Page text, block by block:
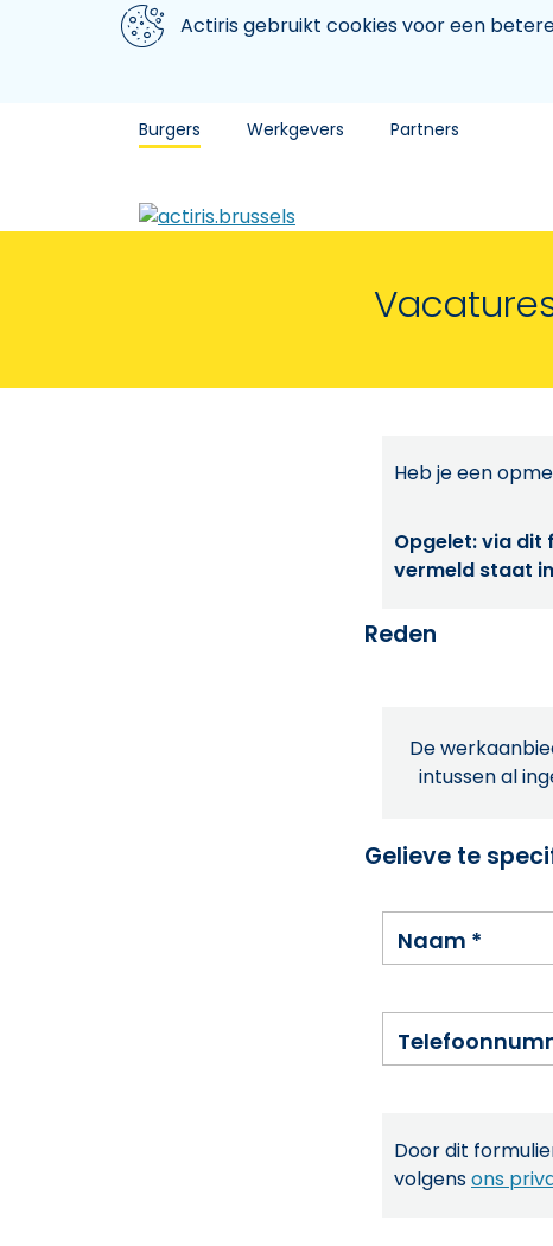
Aller au contenu principal
We gebruiken cookiesActiris gebruikt cookies voor een
Burgers Werkgevers Partners
Heb je een
Opgelet: via dit
vermeld staat
Reden
De
intussen al
Gelieve te
Naam *
Door dit
volgensons